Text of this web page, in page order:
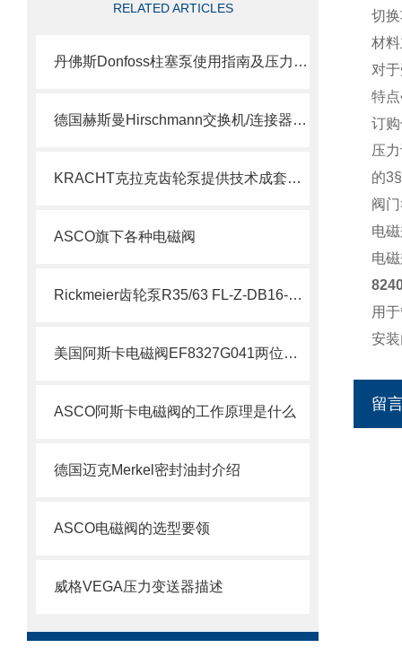
RELATED ARTICLES
丹佛斯Donfoss柱塞泵使用指南及压力调节教程
德国赫斯曼Hirschmann交换机/连接器介绍
KRACHT克拉克齿轮泵提供技术成套组装
ASCO旗下各种电磁阀
Rickmeier齿轮泵R35/63 FL-Z-DB16-W-SAE2-R为石油系统保驾护航
美国阿斯卡电磁阀EF8327G041两位四通技术
ASCO阿斯卡电磁阀的工作原理是什么
德国迈克Merkel密封油封介绍
ASCO电磁阀的选型要领
威格VEGA压力变送器描述
切
材
对
特
订
压
的
阀
电
电
用
安
留